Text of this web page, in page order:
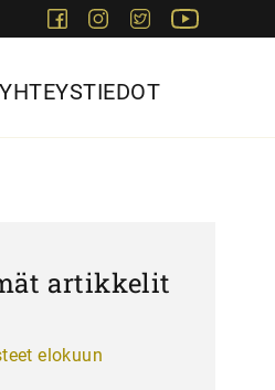
FacebookInstagram
Twitter
YHTEYSTIEDOT
artikkelit
elokuun